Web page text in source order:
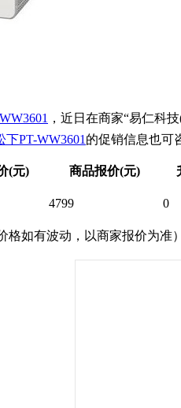
，近日在商家“易仁科
下PT-WW3601 的促销信息也可
(元) 商品报价(元)
4799 0
格如有波动，以商家报价为准）